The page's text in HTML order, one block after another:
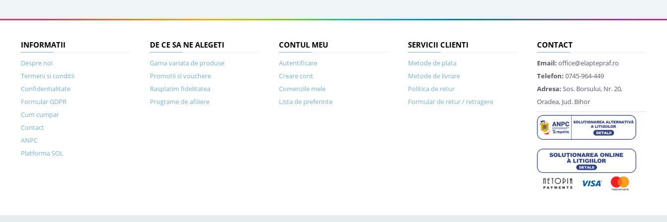
INFORMATII
Despre noi
Termeni si conditii
Confidentialitate
Formular GDPR
Cum cumpar
Contact
ANPC
Platforma SOL
DE CE SA NE ALEGETI
Gama variata de produse
Promotii si vouchere
Rasplatim fidelitatea
Programe de afiliere
CONTUL MEU
Autentificare
Creare cont
Comenzile mele
Lista de preferinte
SERVICII CLIENTI
Metode de plata
Metode de livrare
Politica de retur
Formular de retur / retragere
CONTACT
Email: office@elaptepraf.ro
Telefon: 0745-964-449
Adresa: Sos. Borsului, Nr. 20,
Oradea, Jud. Bihor